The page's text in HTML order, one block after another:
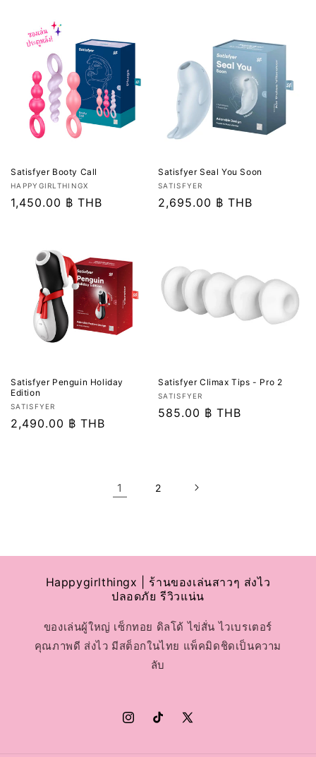
Satisfyer Booty Call
เวน
เด
HAPPYGIRLTHINGX
ราคา
1,450.00 ฿ THB
Satisfyer Seal You Soon
เวน
เด
SATISFYER
ราคา
2,695.00 ฿ THB
Satisfyer Penguin Holiday
Edition
เวน
เด
SATISFYER
ราคา
2,490.00 ฿ THB
Satisfyer Climax Tips - Pro 2
เวน
เด
SATISFYER
ราคา
585.00 ฿ THB
1 2
Happygirlthingx | ร้านของเล่นสาวๆ ส่งไว
ปลอดภัย รีวิวแน่น
ของเล่นผู้ใหญ่ เซ็กทอย ดิลโด้ ไข่สั่น ไวเบรเตอร์
คุณภาพดี ส่งไว มีสต็อกในไทย แพ็คมิดชิดเป็นความ
ลับ
InstagramTikTokX